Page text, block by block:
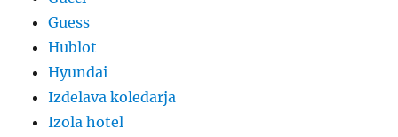
Guess
Hublot
Hyundai
Izdelava koledarja
Izola hotel